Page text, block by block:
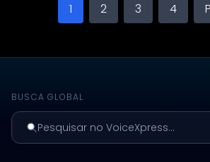
1 2 3 4
BUSCA GLOBAL
Pesquisar no VoiceXpress...